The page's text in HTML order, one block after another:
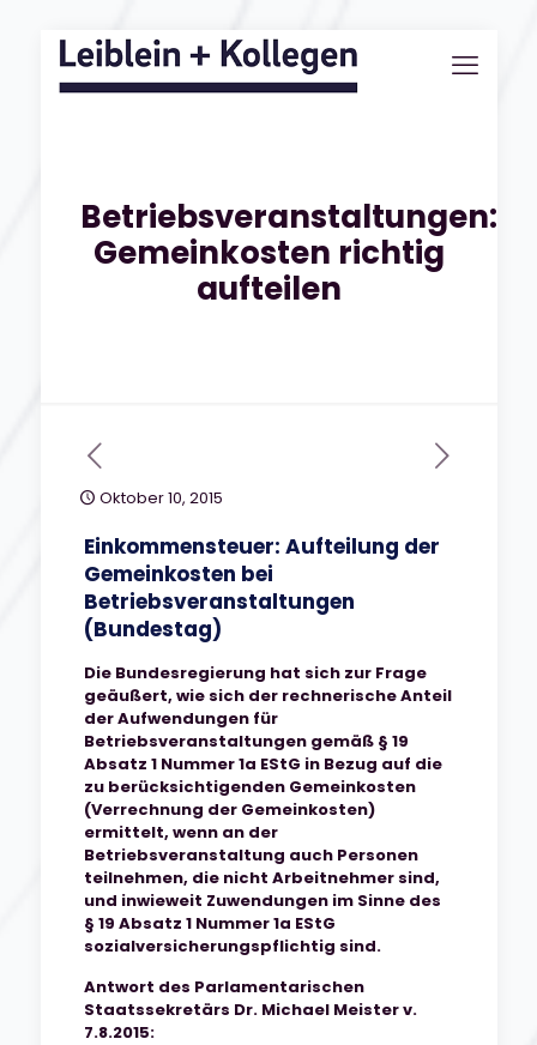
Betriebsveranstaltungen:
Gemeinkosten richtig
aufteilen
Oktober 10, 2015
Einkommensteuer: Aufteilung der
Gemeinkosten bei
Betriebsveranstaltungen
(Bundestag)
Die Bundesregierung hat sich zur Frage
geäußert, wie sich der rechnerische Anteil
der Aufwendungen für
Betriebsveranstaltungen gemäß § 19
Absatz 1 Nummer 1a EStG in Bezug auf die
zu berücksichtigenden Gemeinkosten
(Verrechnung der Gemeinkosten)
ermittelt, wenn an der
Betriebsveranstaltung auch Personen
teilnehmen, die nicht Arbeitnehmer sind,
und inwieweit Zuwendungen im Sinne des
§ 19 Absatz 1 Nummer 1a EStG
sozialversicherungspflichtig sind.
Antwort des Parlamentarischen
Staatssekretärs Dr. Michael Meister v.
7.8.2015: